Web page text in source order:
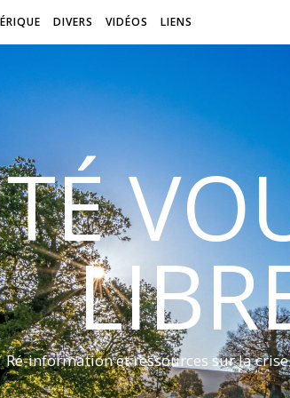
DIVERS VIDÉOS LIENS
Ré-information et ressources sur la